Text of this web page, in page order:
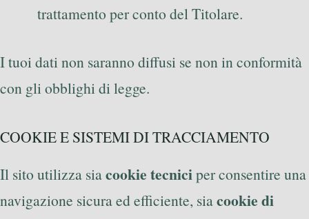
trattamento per conto del Titolare.
I tuoi dati non saranno diffusi se non in conformità
con gli obblighi di legge.
COOKIE E SISTEMI DI TRACCIAMENTO
Il sito utilizza siacookie tecniciper consentire una
navigazione sicura ed efficiente, siacookie di